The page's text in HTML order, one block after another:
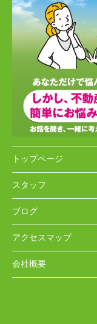
トップページ
スタッフ
ブログ
アクセスマップ
会社概要